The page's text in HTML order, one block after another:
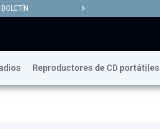
Reproductores de CD portátiles
49,90 €